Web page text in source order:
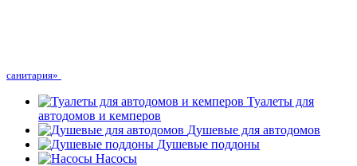
санитария»
Туалеты для
автодомов и кемперов
Душевые для автодомов
Душевые поддоны
Насосы